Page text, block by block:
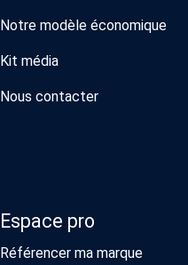
Notre modèle économique
Kit média
Nous contacter
Espace pro
Référencer ma marque